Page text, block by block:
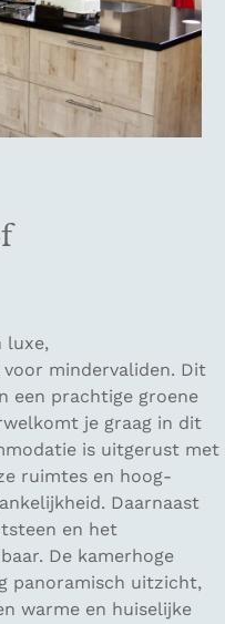
luxe,
mindervaliden. Dit
een prachtige groene
je graag in dit
is uitgerust met
ruimtes en hoog-
Daarnaast
en het
De kamerhoge
panoramisch uitzicht,
warme en huiselijke